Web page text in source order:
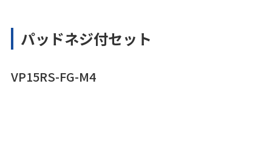
パッドネジ付セット
VP15RS-FG-M4